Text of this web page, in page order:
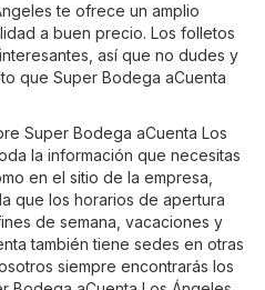
te ofrece un amplio
a buen precio. Los folletos
así que no dudes y
que Super Bodega aCuenta
Super Bodega aCuenta Los
la información que necesitas
en el sitio de la empresa,
que los horarios de apertura
de semana, vacaciones y
también tiene sedes en otras
siempre encontrarás los